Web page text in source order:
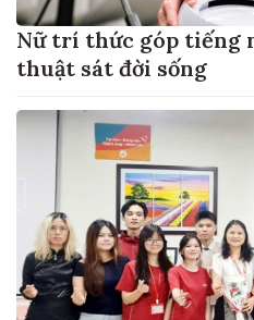
Nữ trí thức góp tiếng
thuật sát đời sống